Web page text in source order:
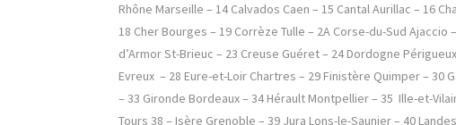
Rhône Marseille – 14 Calvados Caen – 15 Cantal Aurillac – 16
18 Cher Bourges – 19 Corrèze Tulle – 2A Corse-du-Sud Ajaccio
d’Armor St-Brieuc – 23 Creuse Guéret – 24 Dordogne
Evreux – 28 Eure-et-Loir Chartres – 29 Finistère Quimper – 30
– 33 Gironde Bordeaux – 34 Hérault Montpellier – 35 Ille-et-
Tours 38 – Isère Grenoble – 39 Jura Lons-le-Saunier – 40